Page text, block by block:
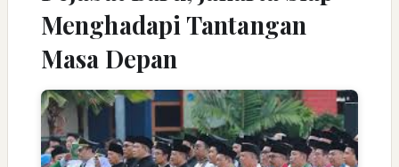
Menghadapi Tantangan
Masa Depan